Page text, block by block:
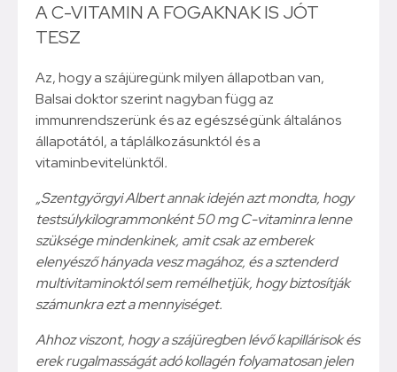
A C-VITAMIN A FOGAKNAK IS JÓT
TESZ
Az, hogy a szájüregünk milyen állapotban van,
Balsai doktor szerint nagyban függ az
immunrendszerünk és az egészségünk általános
állapotától, a táplálkozásunktól és a
vitaminbevitelünktől.
„Szentgyörgyi Albert annak idején azt mondta, hogy
testsúlykilogrammonként 50 mg C-vitaminra lenne
szüksége mindenkinek, amit csak az emberek
elenyésző hányada vesz magához, és a sztenderd
multivitaminoktól sem remélhetjük, hogy biztosítják
számunkra ezt a mennyiséget.
Ahhoz viszont, hogy a szájüregben lévő kapillárisok és
erek rugalmasságát adó kollagén folyamatosan jelen